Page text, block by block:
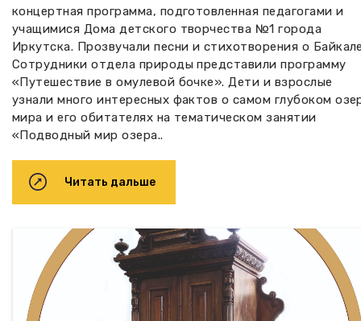
концертная программа, подготовленная педагогами и
учащимися Дома детского творчества №1 города
Иркутска. Прозвучали песни и стихотворения о
Сотрудники отдела природы представили программу
«Путешествие в омулевой бочке». Дети и взрослые
узнали много интересных фактов о самом глубоком
мира и его обитателях на тематическом занятии
«Подводный мир озера..
Читать дальше